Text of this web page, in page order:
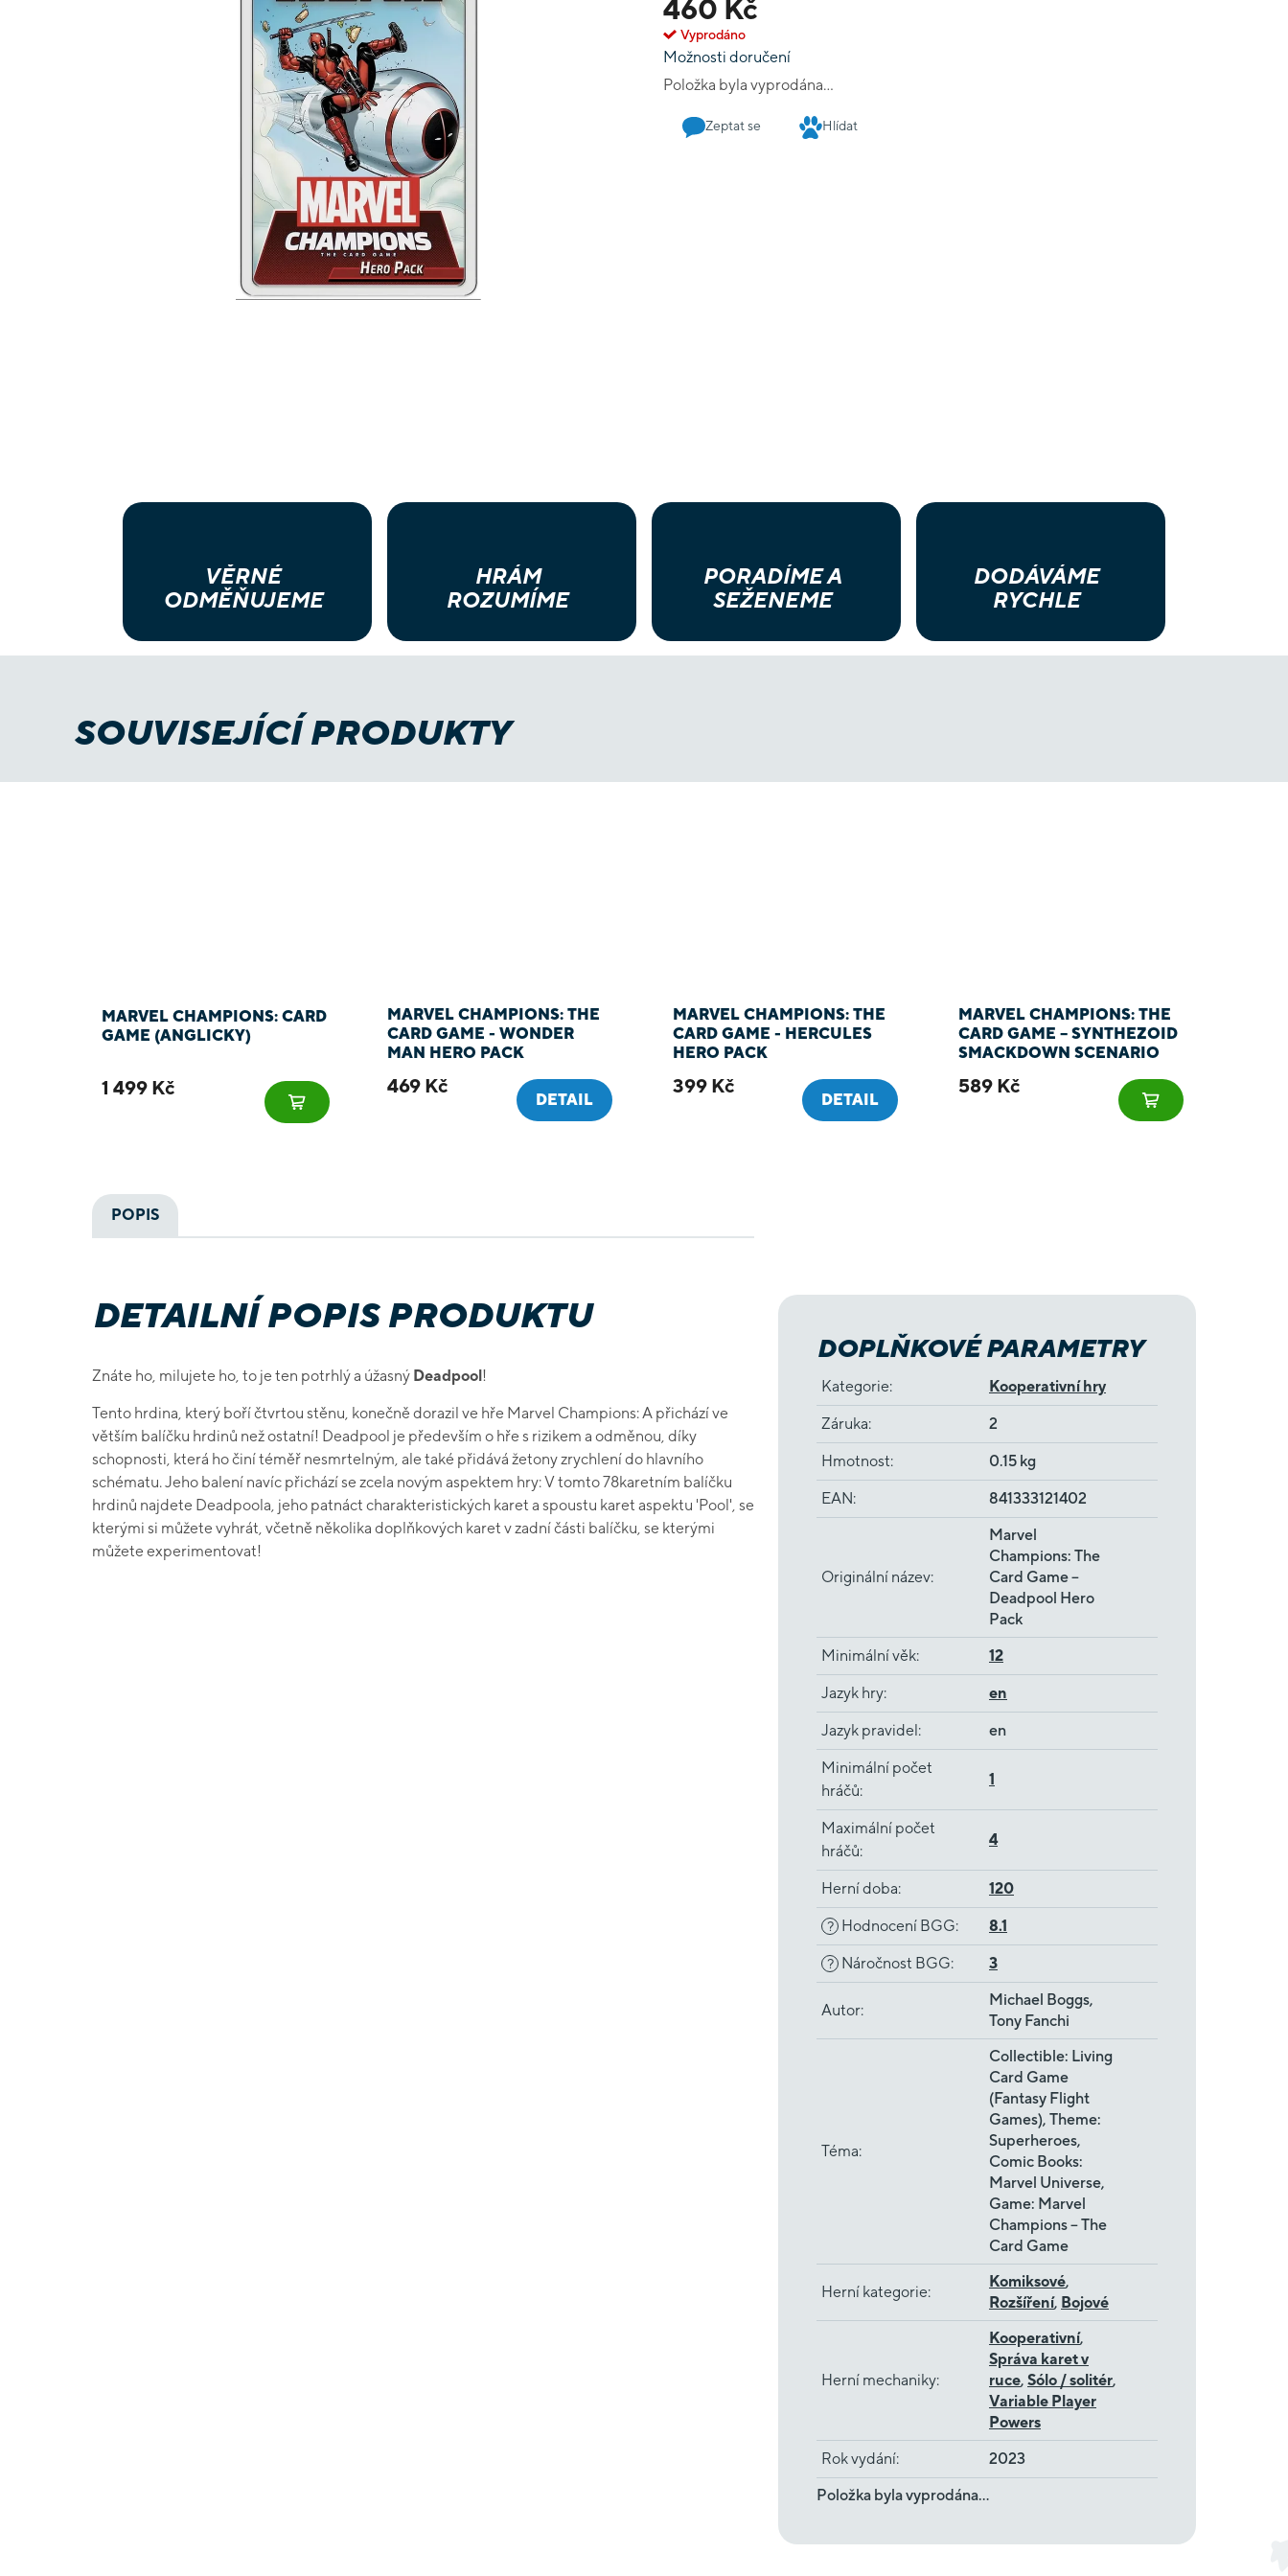
460 Kč
Vyprodáno
Možnosti doručení
Položka byla vyprodána…
Zeptat se Hlídat
VĚRNÉ
ODMĚŇUJEME
HRÁM
ROZUMÍME
PORADÍME A
SEŽENEME
DODÁVÁME
RYCHLE
SOUVISEJÍCÍ PRODUKTY
MARVEL CHAMPIONS: CARD
GAME (ANGLICKY)
1 499 Kč
MARVEL CHAMPIONS: THE
CARD GAME - WONDER
MAN HERO PACK
469 Kč
DETAIL
MARVEL CHAMPIONS: THE
CARD GAME - HERCULES
HERO PACK
399 Kč
DETAIL
MARVEL CHAMPIONS: THE
CARD GAME – SYNTHEZOID
SMACKDOWN SCENARIO
589 Kč
POPIS
DETAILNÍ POPIS PRODUKTU
Znáte ho, milujete ho, to je ten potrhlý a úžasný Deadpool!
Tento hrdina, který boří čtvrtou stěnu, konečně dorazil ve hře Marvel Champions:A přichází ve
větším balíčku hrdinů než ostatní! Deadpool je především o hře s rizikem a odměnou, díky
schopnosti, která ho činí téměř nesmrtelným, ale také přidává žetony zrychlení do hlavního
schématu.Jeho balení navíc přichází se zcela novým aspektem hry:V tomto 78karetním balíčku
hrdinů najdete Deadpoola, jeho patnáct charakteristických karet a spoustu karet aspektu 'Pool', se
kterými si můžete vyhrát, včetně několika doplňkových karet v zadní části balíčku, se kterými
můžete experimentovat!
DOPLŇKOVÉ PARAMETRY
Kategorie: Kooperativní hry
Záruka: 2
Hmotnost: 0.15 kg
EAN: 841333121402
Originální název:
Marvel
Champions: The
Card Game –
Deadpool Hero
Pack
Minimální věk: 12
Jazyk hry: en
Jazyk pravidel: en
Minimální počet
hráčů:
1
Maximální počet
hráčů:
4
Herní doba: 120
? Hodnocení BGG: 8.1
? Náročnost BGG: 3
Autor:
Michael Boggs,
Tony Fanchi
Téma:
Collectible: Living
Card Game
(Fantasy Flight
Games), Theme:
Superheroes,
Comic Books:
Marvel Universe,
Game: Marvel
Champions – The
Card Game
Herní kategorie:
Komiksové,
Rozšíření, Bojové
Herní mechaniky:
Kooperativní,
Správa karet v
ruce, Sólo / solitér,
Variable Player
Powers
Rok vydání:
2023
Položka byla vyprodána…